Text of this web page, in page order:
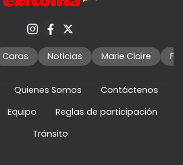
Caras Noticias Marie Claire
Quienes Somos
Contáctenos
Equipo
Reglas de participación
Tránsito